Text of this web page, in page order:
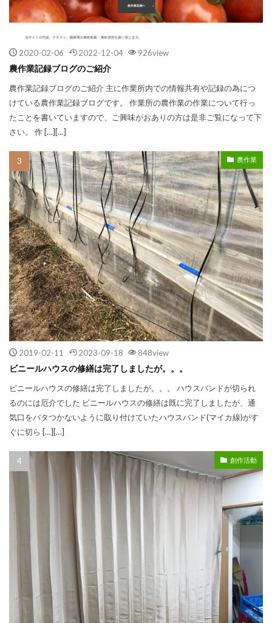
2020-02-06 2022-12-04 926view
農作業記録ブログのご紹介
農作業記録ブログのご紹介 主に作業所内での情報共有や記録の為につ
けている農作業記録ブログです。 作業所の農作業の作業について行っ
たことを書いていますので、ご興味がおありの方は是非ご覧になって下
さい。 作 […][…]
農作業
2019-02-11 2023-09-18 848view
ビニールハウスの修繕は完了しましたが。。。
ビニールハウスの修繕は完了しましたが。。。 ハウスバンドが切られ
るのには厄介でした ビニールハウスの修繕は既に完了しましたが、通
気口をバタつかないように取り付けていたハウスバンド(マイカ線)がす
ぐに切ら […][…]
創作活動